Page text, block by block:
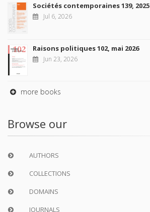
Sociétés contemporaines 139, 2025
Jul 6, 2026
Raisons politiques 102, mai 2026
Jun 23, 2026
more books
Browse our
AUTHORS
COLLECTIONS
DOMAINS
JOURNALS